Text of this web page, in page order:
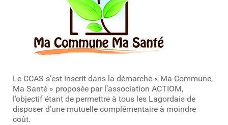
Le CCAS s’est inscrit dans la démarche « Ma Commune,
Ma Santé » proposée par l’association ACTIOM,
l’objectif étant de permettre à tous les Lagordais de
disposer d’une mutuelle complémentaire à moindre
coût.